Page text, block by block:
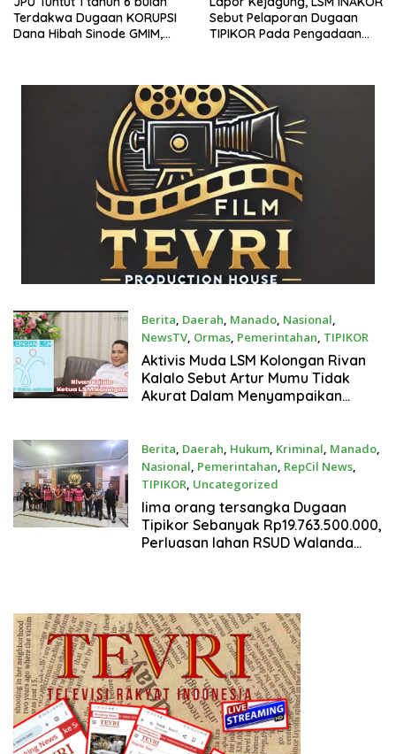
Terdakwa Dugaan KORUPSI
Dana Hibah Sinode GMIM,
Sampaikan PEMBELAAN
Sebut Pelaporan Dugaan
TIPIKOR Pada Pengadaan
Berita, Daerah, Manado, Nasional,
NewsTV, Ormas, Pemerintahan, TIPIKOR
Mei 1, 2024
Aktivis Muda LSM Kolongan Rivan
Kalalo Sebut Artur Mumu Tidak
Akurat Dalam Menyampaikan
Berita, Daerah, Hukum, Kriminal, Manado,
Nasional, Pemerintahan, RepCil News,
TIPIKOR, Uncategorized
April 23, 2024
lima orang tersangka Dugaan
Tipikor Sebanyak Rp19.763.500.000,
Perluasan lahan RSUD Walanda